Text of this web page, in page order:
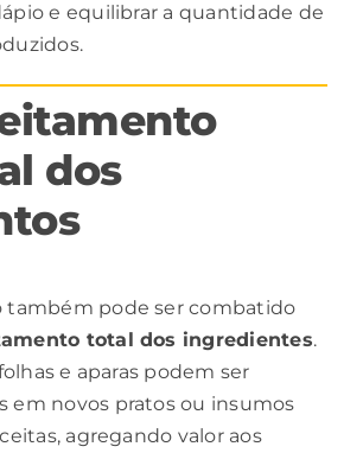
e equilibrar a quantidade de
dos
também pode ser combatido
total dos ingredientes.
e aparas podem ser
em novos pratos ou insumos
agregando valor aos